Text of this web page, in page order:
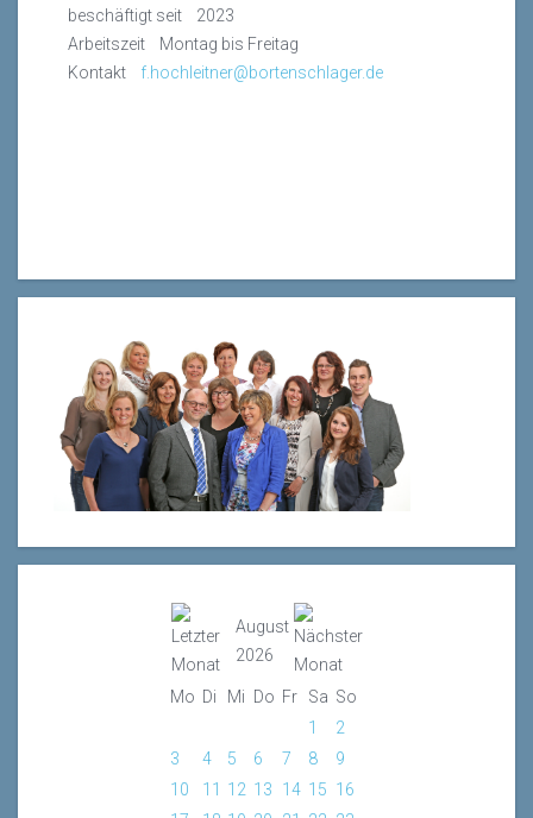
beschäftigt seit 2023
Arbeitszeit Montag bis Freitag
Kontakt f.hochleitner@bortenschlager.de
August
2026
Mo Di Mi Do Fr Sa So
1
2
3
4 5 6 7 8
9
10
11 12 13 14 15 16